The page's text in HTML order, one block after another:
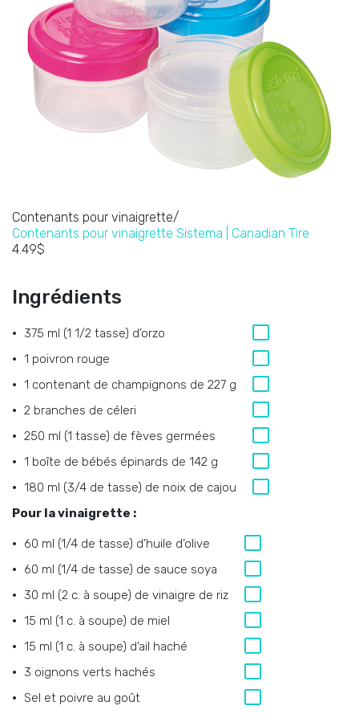
Contenants pour vinaigrette/
Contenants pour vinaigrette Sistema | Canadian Tire
4.49$
Ingrédients
375 ml (1 1/2 tasse) d’orzo
1 poivron rouge
1 contenant de champignons de 227 g
2 branches de céleri
250 ml (1 tasse) de fèves germées
1 boîte de bébés épinards de 142 g
180 ml (3/4 de tasse) de noix de cajou
Pour la vinaigrette :
60 ml (1/4 de tasse) d’huile d’olive
60 ml (1/4 de tasse) de sauce soya
30 ml (2 c. à soupe) de vinaigre de riz
15 ml (1 c. à soupe) de miel
15 ml (1 c. à soupe) d’ail haché
3 oignons verts hachés
Sel et poivre au goût